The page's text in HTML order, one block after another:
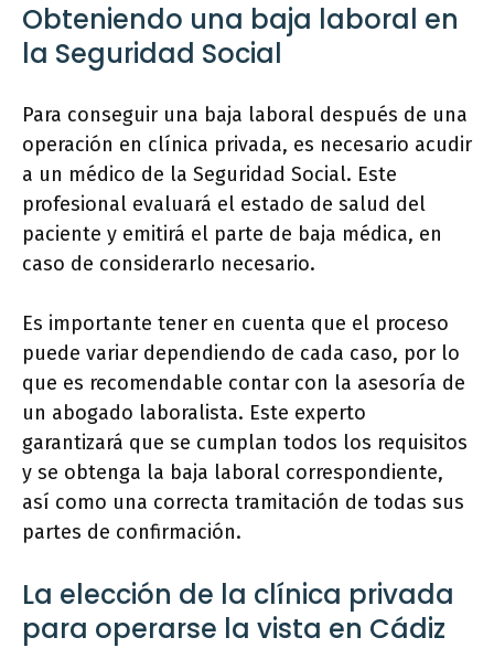
Obteniendo una baja laboral en
la Seguridad Social
Para conseguir una baja laboral después de una
operación en clínica privada, es necesario acudir
a un médico de la Seguridad Social. Este
profesional evaluará el estado de salud del
paciente y emitirá el parte de baja médica, en
caso de considerarlo necesario.
Es importante tener en cuenta que el proceso
puede variar dependiendo de cada caso, por lo
que es recomendable contar con la asesoría de
un abogado laboralista. Este experto
garantizará que se cumplan todos los requisitos
y se obtenga la baja laboral correspondiente,
así como una correcta tramitación de todas sus
partes de confirmación.
La elección de la clínica privada
para operarse la vista en Cádiz